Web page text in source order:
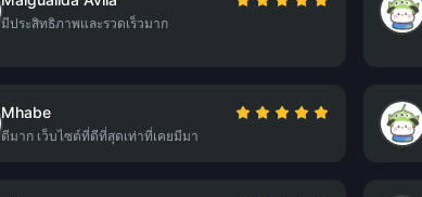
มีประสิทธิภาพและรวดเร็วมาก
Mhabe
ดีมาก เว็บไซต์ที่ดีที่สุดเท่าที่เคยมีมา